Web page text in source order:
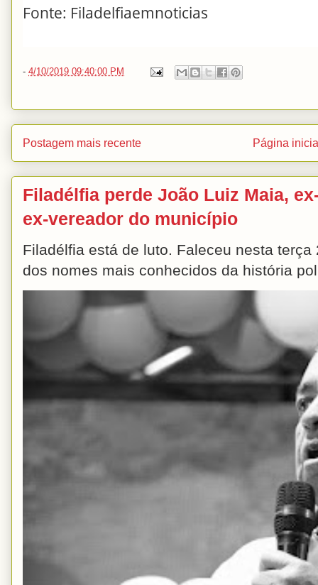
Fonte: Filadelfiaemnoticias
- 4/10/2019 09:40:00 PM
Postagem mais recente Página
Filadélfia perde João Luiz Maia,
ex-vereador do município
Filadélfia está de luto. Faleceu nesta
dos nomes mais conhecidos da história